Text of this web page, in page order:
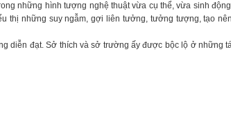
những hình tượng nghệ thuật vừa cụ thể, vừa sinh
thị những suy ngẫm, gợi liên tưởng, tưởng tượng, tạo
diễn đạt. Sở thích và sở trường ấy được bộc lộ ở những